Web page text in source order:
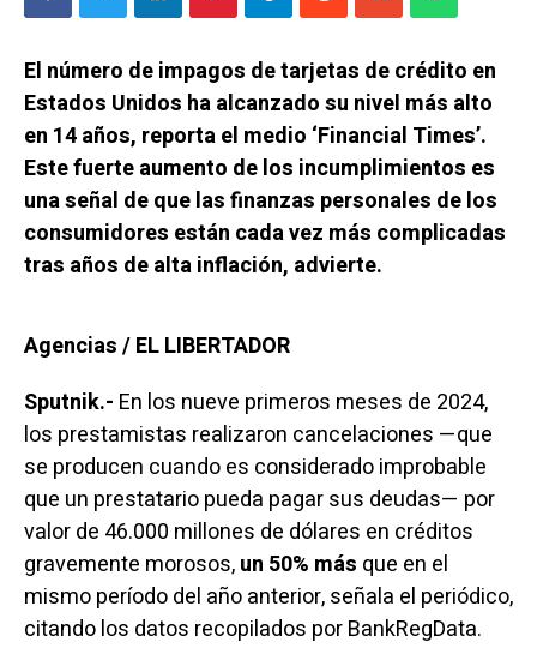
El número de impagos de tarjetas de crédito en
Estados Unidos ha alcanzado su nivel más alto
en 14 años, reporta el medio ‘Financial Times’.
Este fuerte aumento de los incumplimientos es
una señal de que las finanzas personales de los
consumidores están cada vez más complicadas
tras años de alta inflación, advierte.
Agencias / EL LIBERTADOR
Sputnik.- En los nueve primeros meses de 2024,
los prestamistas realizaron cancelaciones —que
se producen cuando es considerado improbable
que un prestatario pueda pagar sus deudas— por
valor de 46.000 millones de dólares en créditos
gravemente morosos,un 50% más que en el
mismo período del año anterior, señala el periódico,
citando los datos recopilados por BankRegData.